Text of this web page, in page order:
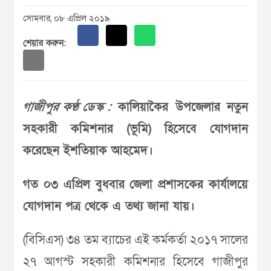
সোমবার, ০৮ এপ্রিল ২০১৯
শেয়ার করুন:
গাজীপুর কণ্ঠ ডেস্ক :কালিয়াকৈর উপজেলার নতুন
সহকারী কমিশনার (ভূমি) হিসেবে যোগদান
করেছেন ইশতিয়াক আহমেদ।
গত ০৩ এপ্রিল বুধবার জেলা প্রশাসকের কার্যালয়ে
যোগদান পত্র থেকে এ তথ্য জানা যায়।
(বিসিএস) ৩৪ তম ব্যাচের এই কর্মকর্তা ২০১৭ সালের
২৭ আগস্ট সহকারী কমিশনার হিসেবে গাজীপুর